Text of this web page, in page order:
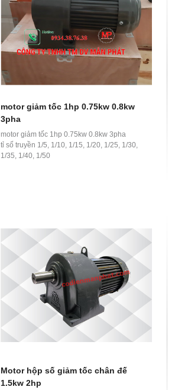
motor giảm tốc 1hp 0.75kw 0.8kw
3pha
motor giảm tốc 1hp 0.75kw 0.8kw 3pha
tỉ số truyền 1/5, 1/10, 1/15, 1/20, 1/25, 1/30,
1/35, 1/40, 1/50
Motor hộp số giảm tốc chân đế
1.5kw 2hp